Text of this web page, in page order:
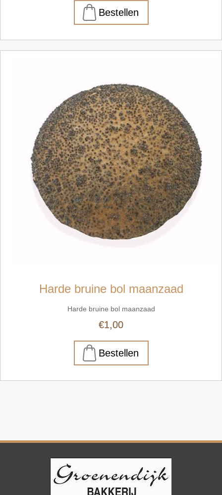
Harde bruine bol maanzaad
Harde bruine bol maanzaad
€1,00